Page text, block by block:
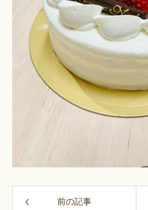
前の記事